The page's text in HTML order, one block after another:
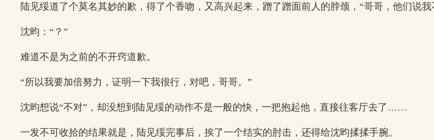
陆见绥道了个莫名其妙的歉，得了个香吻，又高兴起来，蹭了蹭面前人的脖颈，“哥哥，他们说我
沈昀：“？”
难道不是为之前的不开窍道歉。
“所以我要加倍努力，证明一下我很行，对吧，哥哥。”
沈昀想说“不对”，却没想到陆见绥的动作不是一般的快，一把抱起他，直接往客厅去了……
一发不可收拾的结果就是，陆见绥完事后，挨了一个结实的肘击，还得给沈昀揉揉手腕。